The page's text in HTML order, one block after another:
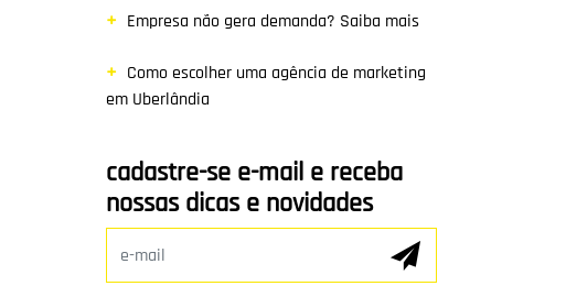
Empresa não gera demanda? Saiba mais
Como escolher uma agência de marketing
em Uberlândia
cadastre-se e-mail e receba
nossas dicas e novidades